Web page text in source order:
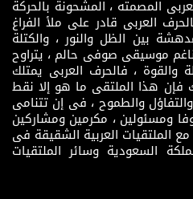
المصمته ، المشحونة بالحركة
العربى قادر على ملأ الفراغ
بين الظل والنور ، والكتلة
موسيقى صوفى حالم ، يتراوح
والقوة ، فالحرف العربى يمتلك
فإن هذا الملتقى ما هو إلا نقط
والطموح ، فى إن تتنامى
ومسئولين ، مكرمين ومشاركين
الملتقيات العربية الشقيقة فى
السعودية وسائر الملتقيات